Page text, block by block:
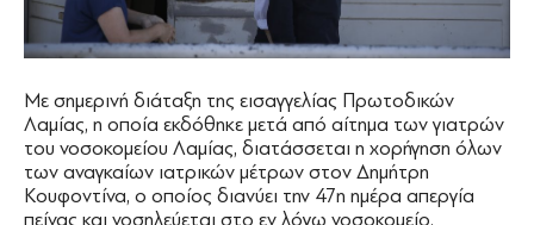
Με σημερινή διάταξη της εισαγγελίας Πρωτοδικών
Λαμίας, η οποία εκδόθηκε μετά από αίτημα των γιατρών
του νοσοκομείου Λαμίας, διατάσσεται η χορήγηση όλων
των αναγκαίων ιατρικών μέτρων στον Δημήτρη
Κουφοντίνα, ο οποίος διανύει την 47η ημέρα απεργία
πείνας και νοσηλεύεται στο εν λόγω νοσοκομείο.